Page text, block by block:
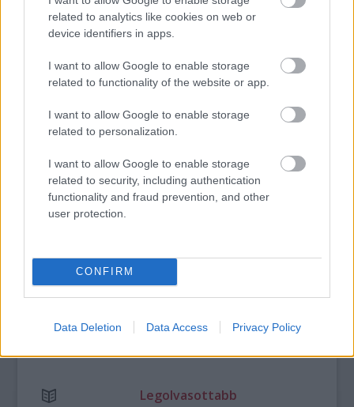
related to analytics like cookies on web or
device identifiers in apps.
I want to allow Google to enable storage
related to functionality of the website or app.
I want to allow Google to enable storage
related to personalization.
I want to allow Google to enable storage
related to security, including authentication
functionality and fraud prevention, and other
user protection.
CONFIRM
Data Deletion Data Access Privacy Policy
NÉGY TITOKZATOS FŐHŐS EGY LAKÁSBAN -
ISMERD MEG KÖZELEBBRŐL AZ EGYKUTYA
FŐSZEREPLŐIT
https://kulturpart.hu/api/trackback/id/7936834
Kommentek:
A hozzászólások a vonatkozó jogszabályok
minősülnek, értük a
Legolvasottabb